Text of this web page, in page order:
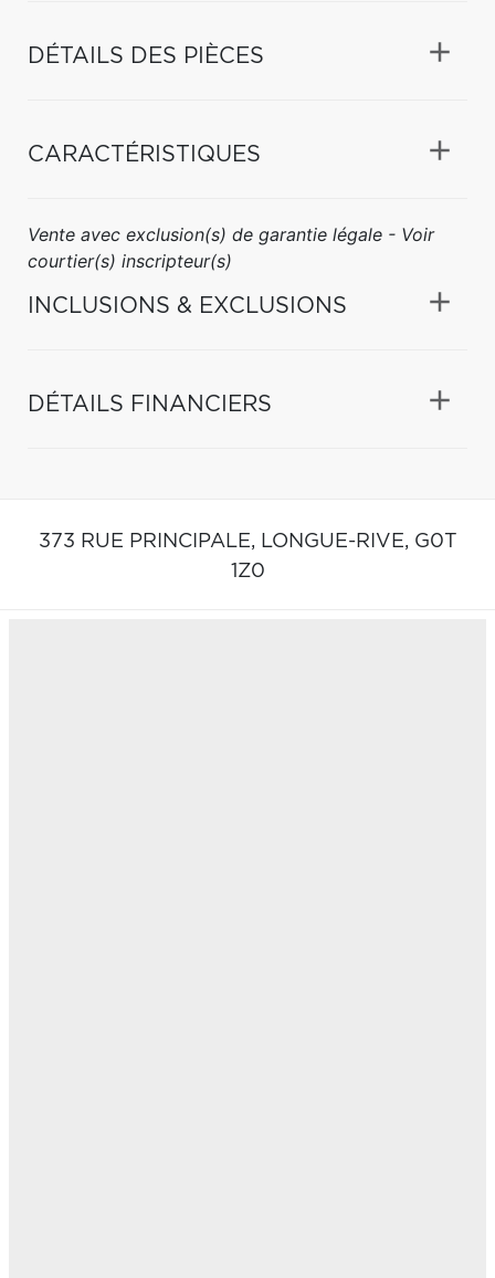
DÉTAILS DES PIÈCES
CARACTÉRISTIQUES
Vente avec exclusion(s) de garantie légale - Voir
courtier(s) inscripteur(s)
INCLUSIONS & EXCLUSIONS
DÉTAILS FINANCIERS
373 RUE PRINCIPALE, LONGUE-RIVE, G0T
1Z0